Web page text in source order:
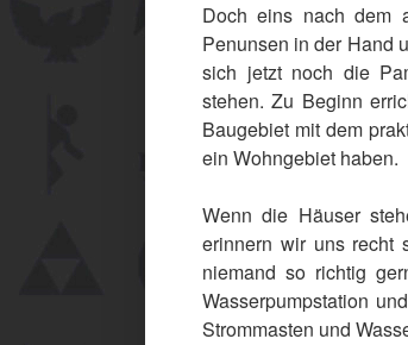
Doch eins nach dem
Penunsen in der Hand
sich jetzt noch die
stehen. Zu Beginn
Baugebiet mit dem
ein Wohngebiet haben.
Wenn die Häuser
erinnern wir uns recht
niemand so richtig
Wasserpumpstation
Strommasten und